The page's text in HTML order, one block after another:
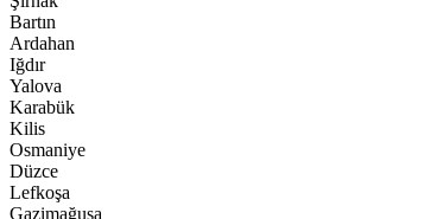
Bartın
Ardahan
Iğdır
Yalova
Karabük
Kilis
Osmaniye
Düzce
Lefkoşa
Gazimağusa